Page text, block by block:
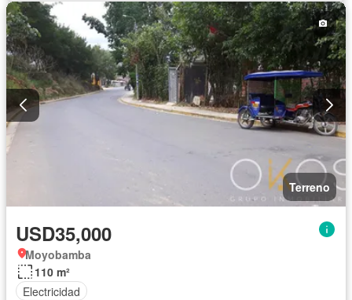
Terreno
USD35,000
Moyobamba
110 m²
Electricidad